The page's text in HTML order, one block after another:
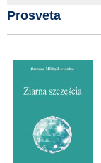
Prosveta